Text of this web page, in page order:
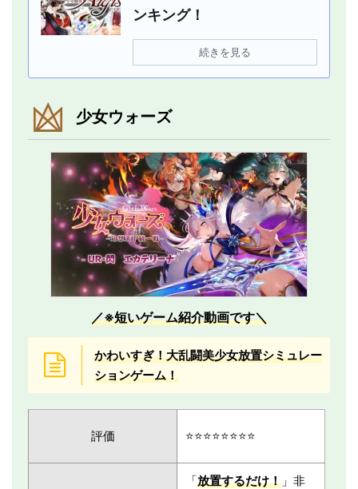
ンキング！
続きを見る
少女ウォーズ
／※短いゲーム紹介動画です＼
かわいすぎ！大乱闘美少女放置シミュレー
ションゲーム！
評価 ⭐️⭐️⭐️⭐️⭐️⭐️⭐️⭐️
「放置するだけ！ 」非